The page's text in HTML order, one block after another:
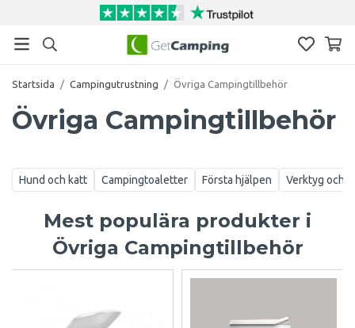
Startsida / Campingutrustning / Övriga Campingtillbehör
Övriga Campingtillbehör
Hund och katt Campingtoaletter Första hjälpen Verktyg och
Mest populära produkter i
Övriga Campingtillbehör